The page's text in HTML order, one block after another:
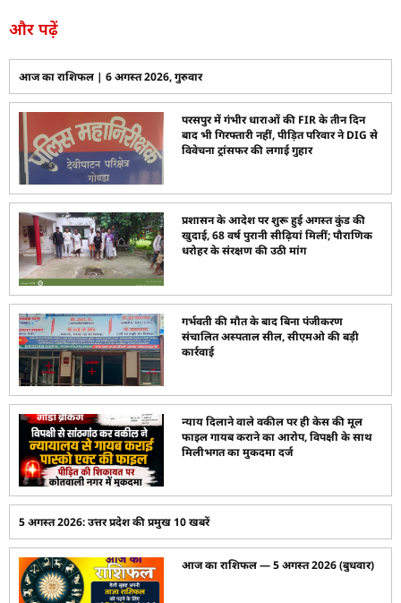
और पढ़ें
आज का राशिफल | 6 अगस्त 2026, गुरुवार
परसपुर में गंभीर धाराओं की FIR के तीन दिन
बाद भी गिरफ्तारी नहीं, पीड़ित परिवार ने DIG से
विवेचना ट्रांसफर की लगाई गुहार
प्रशासन के आदेश पर शुरू हुई अगस्त कुंड की
खुदाई, 68 वर्ष पुरानी सीढ़ियां मिलीं; पौराणिक
धरोहर के संरक्षण की उठी मांग
गर्भवती की मौत के बाद बिना पंजीकरण
संचालित अस्पताल सील, सीएमओ की बड़ी
कार्रवाई
न्याय दिलाने वाले वकील पर ही केस की मूल
फाइल गायब कराने का आरोप, विपक्षी के साथ
मिलीभगत का मुकदमा दर्ज
5 अगस्त 2026: उत्तर प्रदेश की प्रमुख 10 खबरें
आज का राशिफल — 5 अगस्त 2026 (बुधवार)